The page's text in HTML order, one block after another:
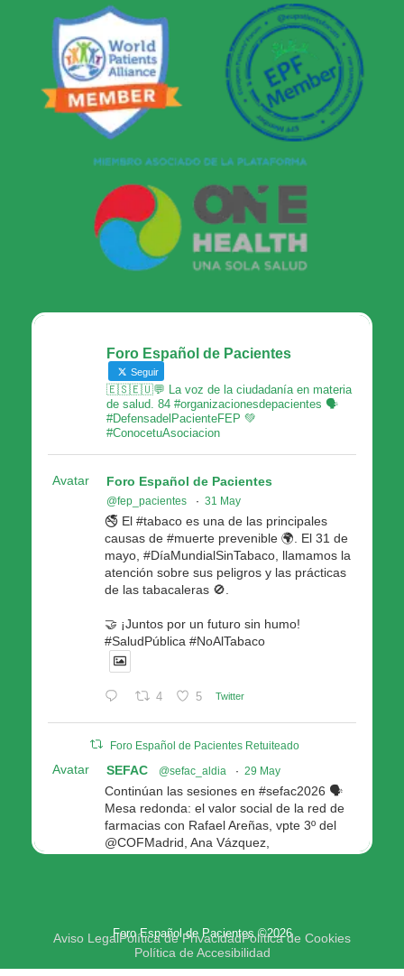
Foro Español de Pacientes
Seguir
🇪🇸🇪🇺💬 La voz de la ciudadanía en materia
de salud. 84 #organizacionesdepacientes 🗣
#DefensadelPacienteFEP 💚
#ConocetuAsociacion
Avatar Foro Español de Pacientes
@fep_pacientes · 31 May
🚭 El #tabaco es una de las principales
causas de #muerte prevenible 🌍. El 31 de
mayo, #DíaMundialSinTabaco, llamamos la
atención sobre sus peligros y las prácticas
de las tabacaleras 🚫.
🤝 ¡Juntos por un futuro sin humo!
#SaludPública #NoAlTabaco
4 5 Twitter
Foro Español de Pacientes Retuiteado
Avatar SEFAC @sefac_aldia · 29 May
Continúan las sesiones en #sefac2026 🗣️
Mesa redonda: el valor social de la red de
farmacias con Rafael Areñas, vpte 3º del
@COFMadrid, Ana Vázquez,
4 4 Twitter
Foro Español de Pacientes ©2026
Aviso LegalPolítica de PrivacidadPolítica de Cookies
Política de Accesibilidad